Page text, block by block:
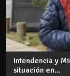
Intendencia y
situación en...